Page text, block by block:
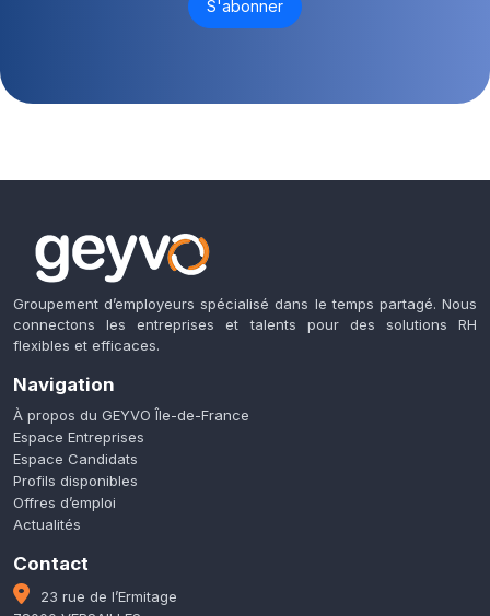
S'abonner
Groupement d’employeurs spécialisé dans le temps partagé. Nous
connectons les entreprises et talents pour des solutions RH
flexibles et efficaces.
Navigation
À propos du GEYVO Île-de-France
Espace Entreprises
Espace Candidats
Profils disponibles
Offres d’emploi
Actualités
Contact
23 rue de l’Ermitage